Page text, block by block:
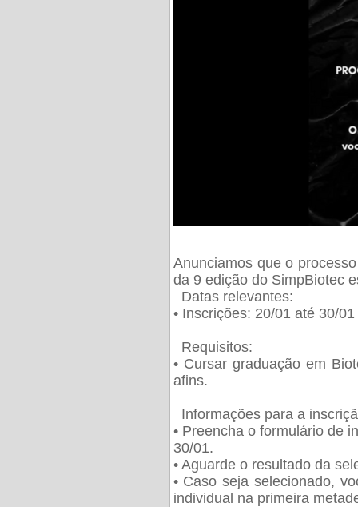
Anunciamos que o
da 9 edição do SimpBiotec
Datas relevantes:
• Inscrições: 20/01 até 30/01
Requisitos:
• Cursar graduação em
afins.
Informações para a
• Preencha o formulário de
30/01.
• Aguarde o resultado da
• Caso seja selecionado,
individual na primeira